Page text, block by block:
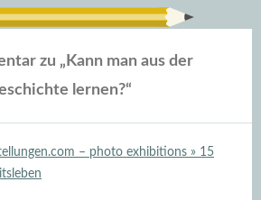
zu „ Kann man aus der
lernen?“
– photo exhibitions » 15